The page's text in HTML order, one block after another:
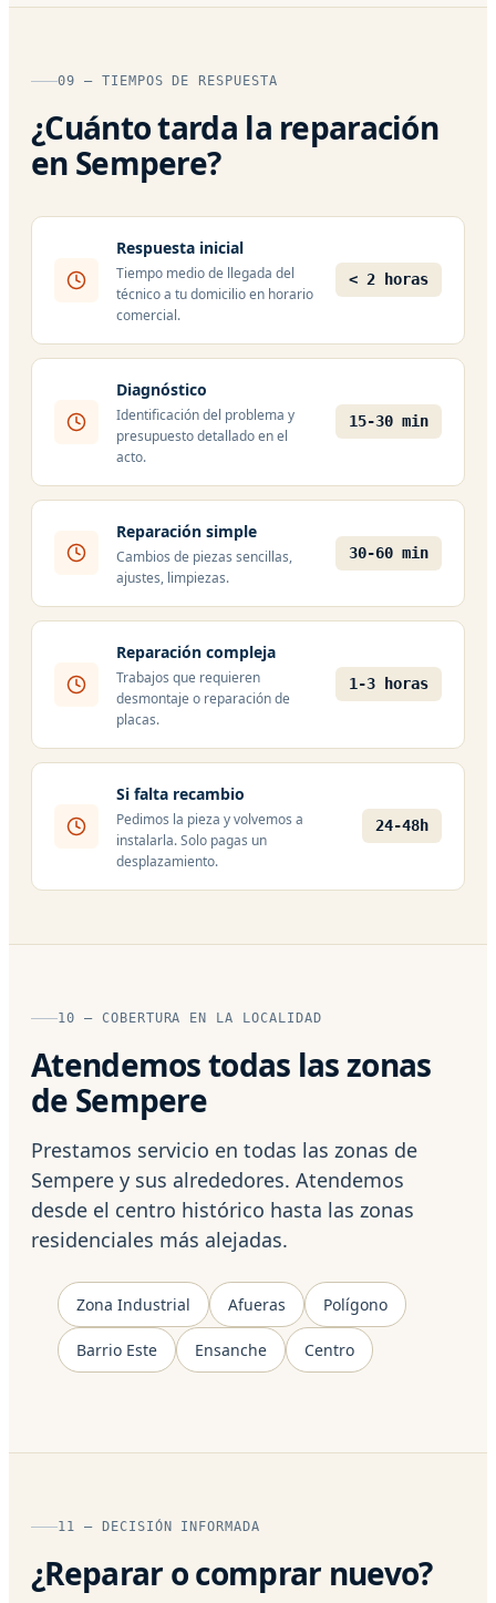
09 — TIEMPOS DE RESPUESTA
¿Cuánto tarda la reparación
en Sempere?
Respuesta inicial
Tiempo medio de llegada del
técnico a tu domicilio en horario
comercial.
< 2 horas
Diagnóstico
Identificación del problema y
presupuesto detallado en el
acto.
15-30 min
Reparación simple
Cambios de piezas sencillas,
ajustes, limpiezas.
30-60 min
Reparación compleja
Trabajos que requieren
desmontaje o reparación de
placas.
1-3 horas
Si falta recambio
Pedimos la pieza y volvemos a
instalarla. Solo pagas un
desplazamiento.
24-48h
10 — COBERTURA EN LA LOCALIDAD
Atendemos todas las zonas
de Sempere
Prestamos servicio en todas las zonas de
Sempere y sus alrededores. Atendemos
desde el centro histórico hasta las zonas
residenciales más alejadas.
Zona Industrial Afueras Polígono
Barrio Este Ensanche Centro
11 — DECISIÓN INFORMADA
¿Reparar o comprar nuevo?